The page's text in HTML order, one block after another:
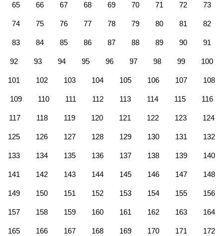
65 66 67 68 69 70 71 72 73
74 75 76 77 78 79 80 81 82
83 84 85 86 87 88 89 90 91
92 93 94 95 96 97 98 99 100
101 102 103 104 105 106 107 108
109 110 111 112 113 114 115 116
117 118 119 120 121 122 123 124
125 126 127 128 129 130 131 132
133 134 135 136 137 138 139 140
141 142 143 144 145 146 147 148
149 150 151 152 153 154 155 156
157 158 159 160 161 162 163 164
165 166 167 168 169 170 171 172